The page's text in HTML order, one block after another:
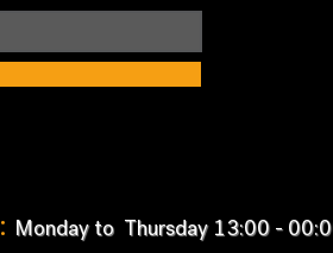
: Monday to Thursday 13:00 -